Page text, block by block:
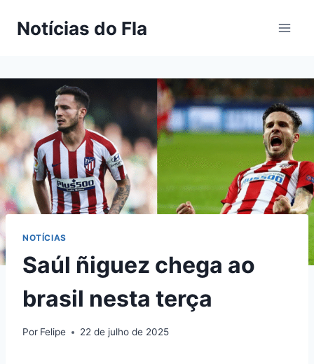
paraNotícias do Fla
NOTÍCIAS
Saúl ñiguez chega ao
brasil nesta terça
Por Felipe 22 de julho de 2025